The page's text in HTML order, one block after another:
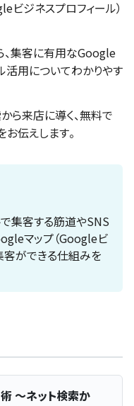
ビジネスプロフィール）
集客に有用なGoogle
活用についてわかりやす
ら来店に導く、無料で
伝えします。
で集客する筋道やSNS
マップ（Googleビ
客ができる仕組みを
〜ネット検索か